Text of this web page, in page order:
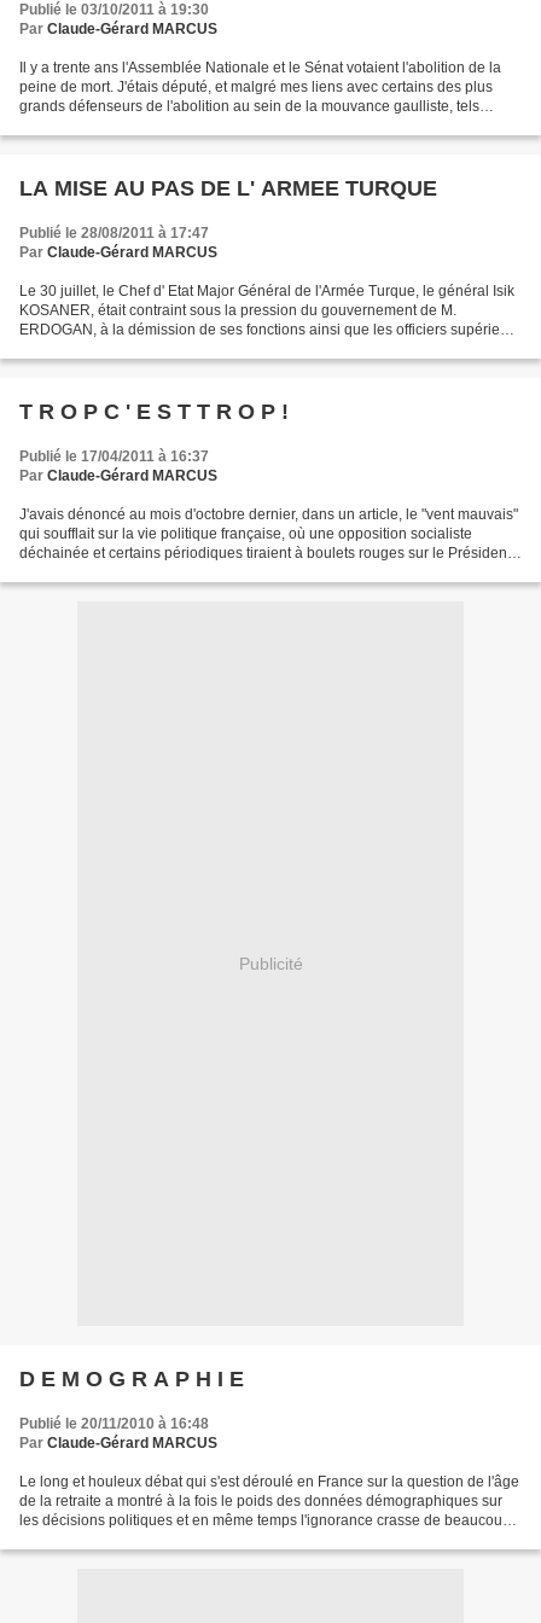
Publié le 03/10/2011 à 19:30
Par Claude-Gérard MARCUS
Il y a trente ans l'Assemblée Nationale et le Sénat votaient l'abolition de la
peine de mort. J'étais député, et malgré mes liens avec certains des plus
grands défenseurs de l'abolition au sein de la mouvance gaulliste, tels
LA MISE AU PAS DE L' ARMEE TURQUE
Publié le 28/08/2011 à 17:47
Par Claude-Gérard MARCUS
Le 30 juillet, le Chef d' Etat Major Général de l'Armée Turque, le général Isik
KOSANER, était contraint sous la pression du gouvernement de M.
ERDOGAN, à la démission de ses fonctions ainsi que les officiers supérieurs
T R O P C ' E S T T R O P !
Publié le 17/04/2011 à 16:37
Par Claude-Gérard MARCUS
J'avais dénoncé au mois d'octobre dernier, dans un article, le "vent mauvais"
qui soufflait sur la vie politique française, où une opposition socialiste
déchainée et certains périodiques tiraient à boulets rouges sur le Président
Publicité
D E M O G R A P H I E
Publié le 20/11/2010 à 16:48
Par Claude-Gérard MARCUS
Le long et houleux débat qui s'est déroulé en France sur la question de l'âge
de la retraite a montré à la fois le poids des données démographiques sur
les décisions politiques et en même temps l'ignorance crasse de beaucoup